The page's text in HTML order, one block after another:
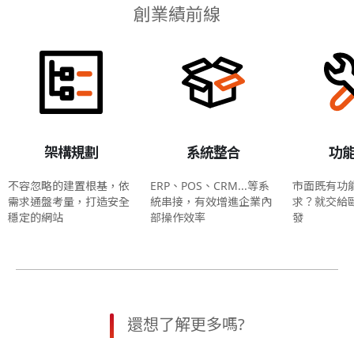
創業績前線
架構規劃
不容忽略的建置根基，依
需求通盤考量，打造安全
穩定的網站
系統整合
ERP、POS、CRM...等系
統串接，有效增進企業內
部操作效率
功
市面既有功
求？就交給
發
還想了解更多嗎?